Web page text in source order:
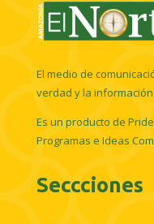
El medio de
verdad y la
Es un producto de
Programas e Ideas
Seccciones